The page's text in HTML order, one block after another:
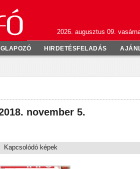
2026. augusztus 09.
HIRDETÉSFELADÁS
november 5.
Kapcsolódó képek